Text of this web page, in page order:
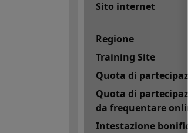
Sito internet
Regione
Training Site
Quota di
Quota di
da frequentare
Intestazione bonifico